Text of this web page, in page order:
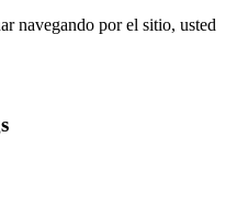
navegando por el sitio, usted